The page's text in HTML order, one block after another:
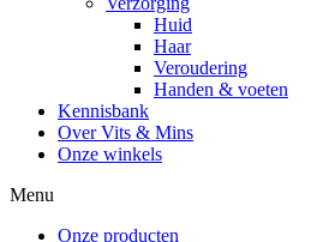
Huid
Haar
Veroudering
Handen & voeten
Kennisbank
Over Vits & Mins
Onze winkels
Menu
Onze producten